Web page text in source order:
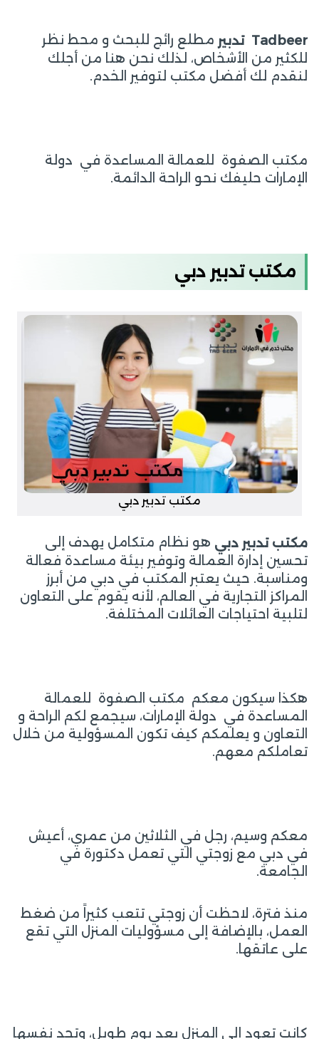
Tadbeer تدبير مطلع رائج للبحث و محط نظر
للكثير من الأشخاص، لذلك نحن هنا من أجلك
لنقدم لك أفضل مكتب لتوفير الخدم.
مكتب الصفوة للعمالة المساعدة في دولة
الإمارات حليفك نحو الراحة الدائمة.
مكتب تدبير دبي
مكتب تدبير دبي
مكتب تدبير دبي هو نظام متكامل يهدف إلى
تحسين إدارة العمالة وتوفير بيئة مساعدة فعالة
ومناسبة. حيث يعتبر المكتب في دبي من أبرز
المراكز التجارية في العالم، لأنه يقوم على التعاون
لتلبية احتياجات العائلات المختلفة.
هكذا سيكون معكم مكتب الصفوة للعمالة
المساعدة في دولة الإمارات، سيجمع لكم الراحة و
التعاون و يعلمكم كيف تكون المسؤولية من خلال
تعاملكم معهم.
معكم وسيم، رجل في الثلاثين من عمري، أعيش
في دبي مع زوجتي التي تعمل دكتورة في
الجامعة.
منذ فترة، لاحظت أن زوجتي تتعب كثيراً من ضغط
العمل، بالإضافة إلى مسؤوليات المنزل التي تقع
على عاتقها.
كانت تعود إلى المنزل بعد يوم طويل، وتجد نفسها